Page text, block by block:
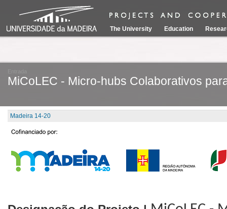
The University Education
Entrada
MiCoLEC - Micro-hubs Colaborativos
Madeira 14-20